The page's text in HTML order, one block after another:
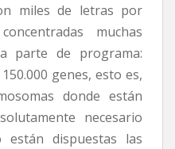
miles de letras por
muchas
parte de programa:
genes, esto es,
donde están
necesario
están dispuestas las